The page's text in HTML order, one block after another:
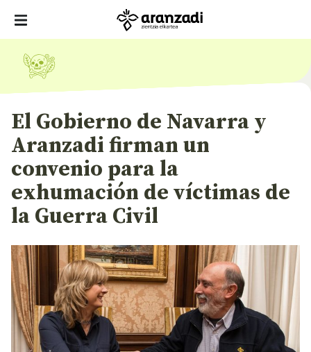
El Gobierno de Navarra y
Aranzadi firman un
convenio para la
exhumación de víctimas de
la Guerra Civil